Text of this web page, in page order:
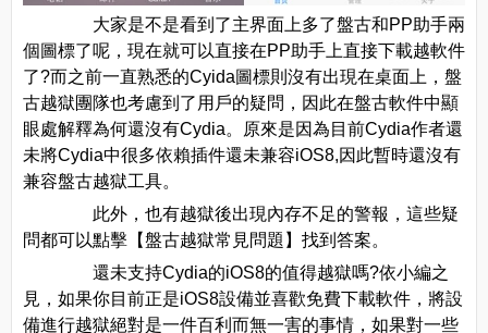
大家是不是看到了主界面上多了盤古和PP助手兩
個圖標了呢，現在就可以直接在PP助手上直接下載越軟件
了?而之前一直熟悉的Cyida圖標則沒有出現在桌面上，盤
古越獄團隊也考慮到了用戶的疑問，因此在盤古軟件中顯
眼處解釋為何還沒有Cydia。原來是因為目前Cydia作者還
未將Cydia中很多依賴插件還未兼容iOS8,因此暫時還沒有
兼容盤古越獄工具。
此外，也有越獄後出現內存不足的警報，這些疑
問都可以點擊【盤古越獄常見問題】找到答案。
還未支持Cydia的iOS8的值得越獄嗎?依小編之
見，如果你目前正是iOS8設備並喜歡免費下載軟件，將設
備進行越獄絕對是一件百利而無一害的事情，如果對一些